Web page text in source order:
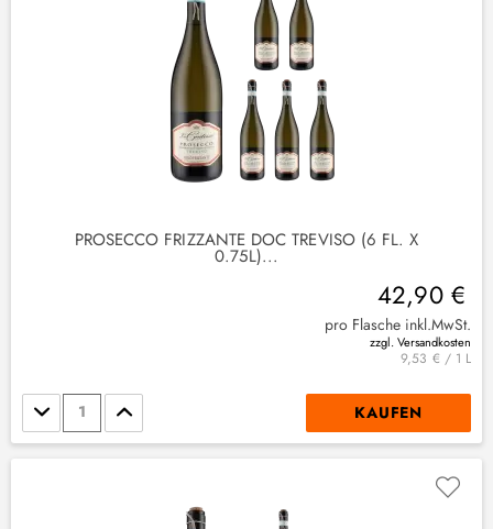
PROSECCO FRIZZANTE DOC TREVISO (6 FL. X
0.75L)...
42,90 €
pro Flasche inkl.MwSt.
zzgl. Versandkosten
9,53 € / 1 L
Stückzahl KAUFEN